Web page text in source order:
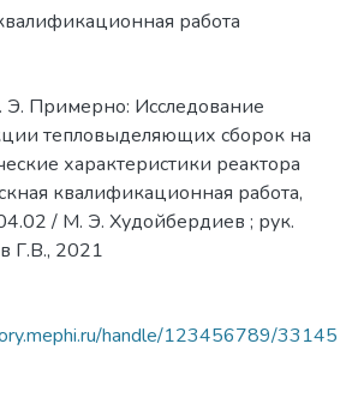
работа
Примерно: Исследование
тепловыделяющих сборок на
характеристики реактора
квалификационная работа,
/ М. Э. Худойбердиев ; рук.
Г.В., 2021
handle/123456789/33145